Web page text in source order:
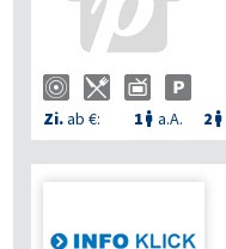
Zi.ab €: 1  a.A. 2 